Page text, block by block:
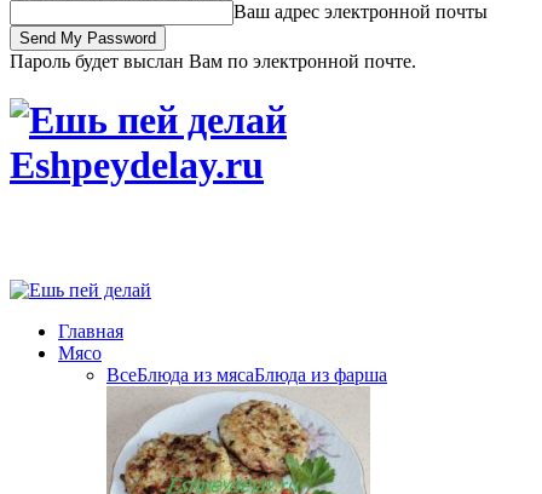
Ваш адрес электронной почты
Пароль будет выслан Вам по электронной почте.
Eshpeydelay.ru
Главная
Мясо
ВсеБлюда из мясаБлюда из фарша